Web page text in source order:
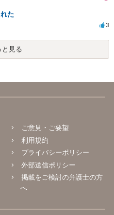
た
3
と見る
ご意見・ご要望
利用規約
プライバシーポリシー
外部送信ポリシー
掲載をご検討の弁護士の方
へ